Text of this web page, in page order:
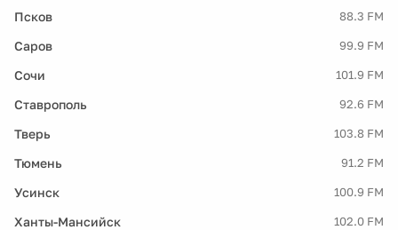
Псков 88.3 FM
Саров 99.9 FM
Сочи 101.9 FM
Ставрополь 92.6 FM
Тверь 103.8 FM
Тюмень 91.2 FM
Усинск 100.9 FM
Ханты-Мансийск 102.0 FM